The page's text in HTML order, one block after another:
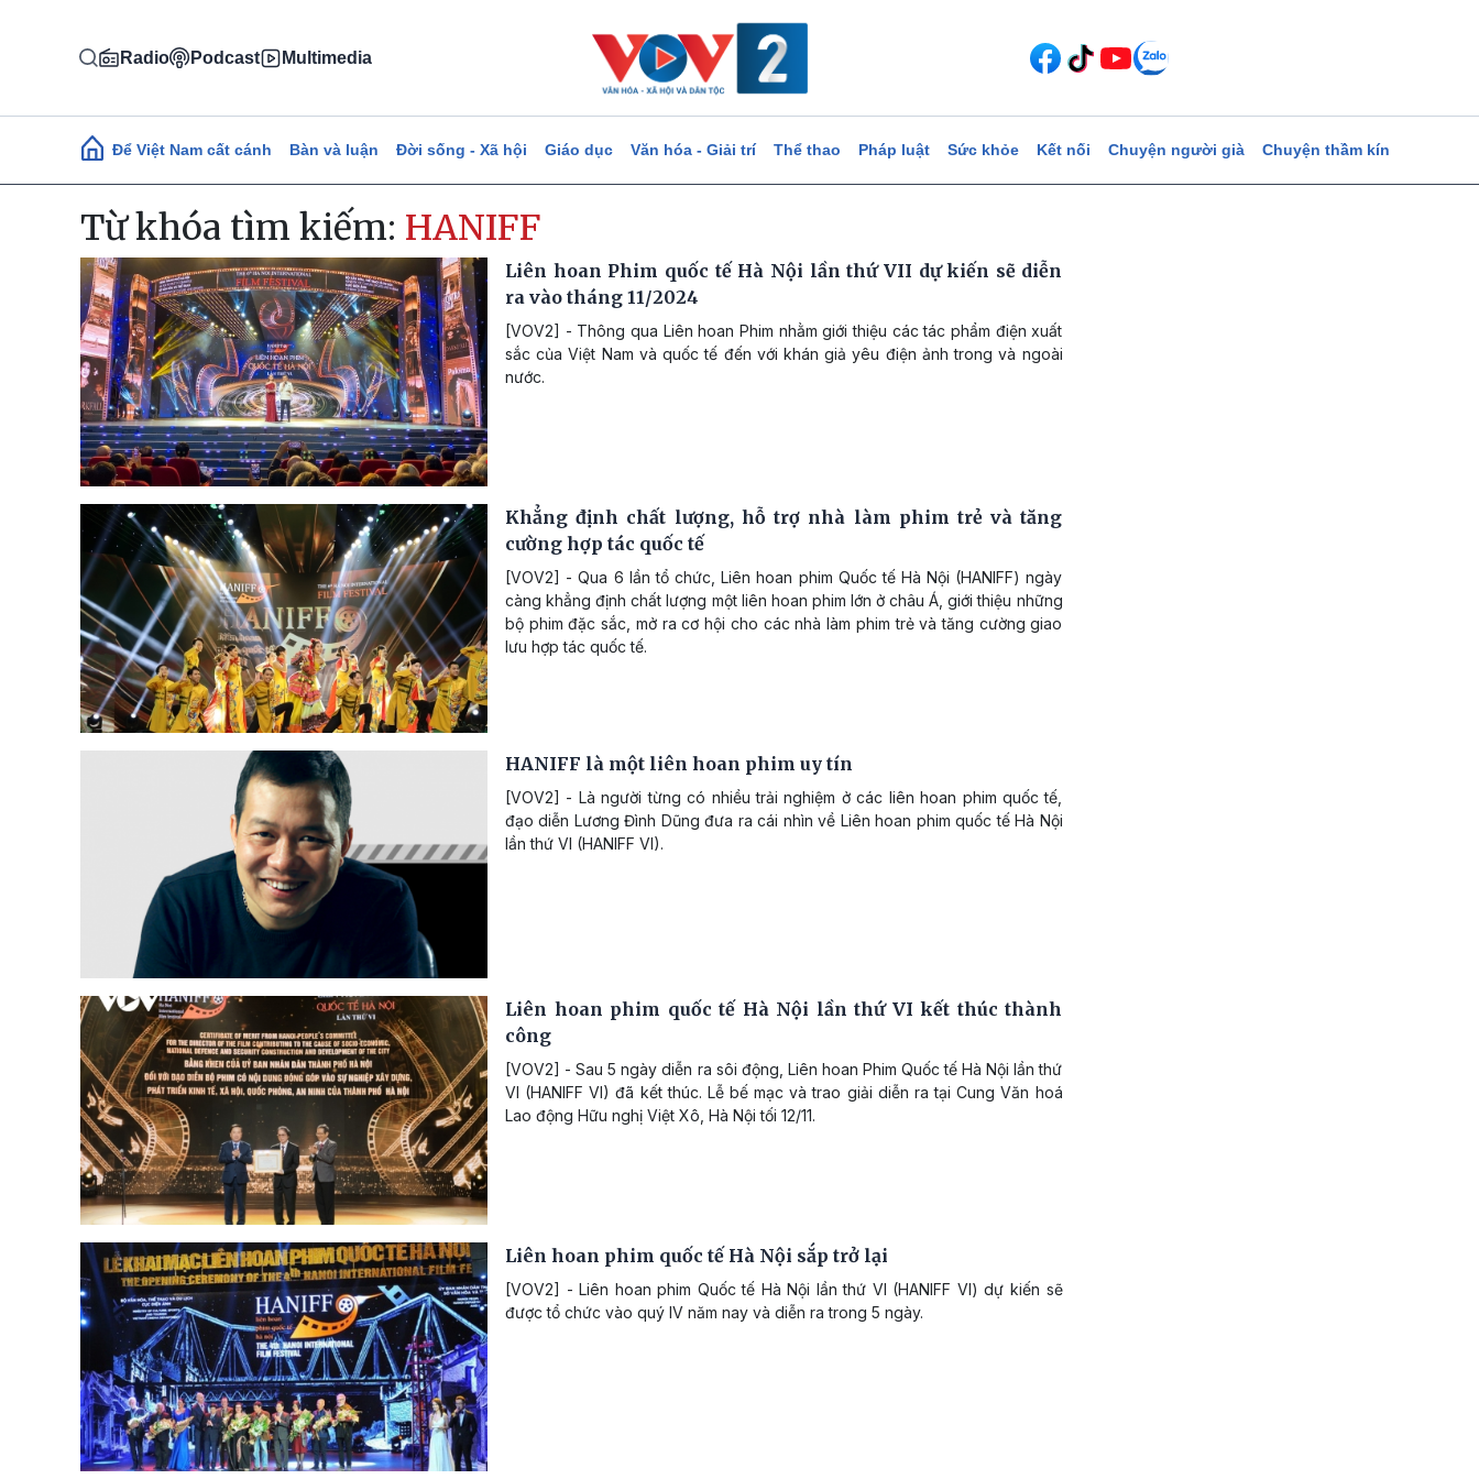
Radio Podcast Multimedia
Main navigation
Để Việt Nam cất cánh Bàn và luận Đời sống - Xã hội Giáo dục Văn hóa - Giải trí Thể thao Pháp luật Sức khỏe Kết nối Chuyện người già Chuyện thầm kín
Từ khóa tìm kiếm: HANIFF
Liên hoan Phim quốc tế Hà Nội lần thứ VII dự kiến sẽ diễn
ra vào tháng 11/2024
[VOV2] - Thông qua Liên hoan Phim nhằm giới thiệu các tác phẩm điện xuất
sắc của Việt Nam và quốc tế đến với khán giả yêu điện ảnh trong và ngoài
nước.
Khẳng định chất lượng, hỗ trợ nhà làm phim trẻ và tăng
cường hợp tác quốc tế
[VOV2] - Qua 6 lần tổ chức, Liên hoan phim Quốc tế Hà Nội (HANIFF) ngày
càng khẳng định chất lượng một liên hoan phim lớn ở châu Á, giới thiệu những
bộ phim đặc sắc, mở ra cơ hội cho các nhà làm phim trẻ và tăng cường giao
lưu hợp tác quốc tế.
HANIFF là một liên hoan phim uy tín
[VOV2] - Là người từng có nhiều trải nghiệm ở các liên hoan phim quốc tế,
đạo diễn Lương Đình Dũng đưa ra cái nhìn về Liên hoan phim quốc tế Hà Nội
lần thứ VI (HANIFF VI).
Liên hoan phim quốc tế Hà Nội lần thứ VI kết thúc thành
công
[VOV2] - Sau 5 ngày diễn ra sôi động, Liên hoan Phim Quốc tế Hà Nội lần thứ
VI (HANIFF VI) đã kết thúc. Lễ bế mạc và trao giải diễn ra tại Cung Văn hoá
Lao động Hữu nghị Việt Xô, Hà Nội tối 12/11.
Liên hoan phim quốc tế Hà Nội sắp trở lại
[VOV2] - Liên hoan phim Quốc tế Hà Nội lần thứ VI (HANIFF VI) dự kiến sẽ
được tổ chức vào quý IV năm nay và diễn ra trong 5 ngày.